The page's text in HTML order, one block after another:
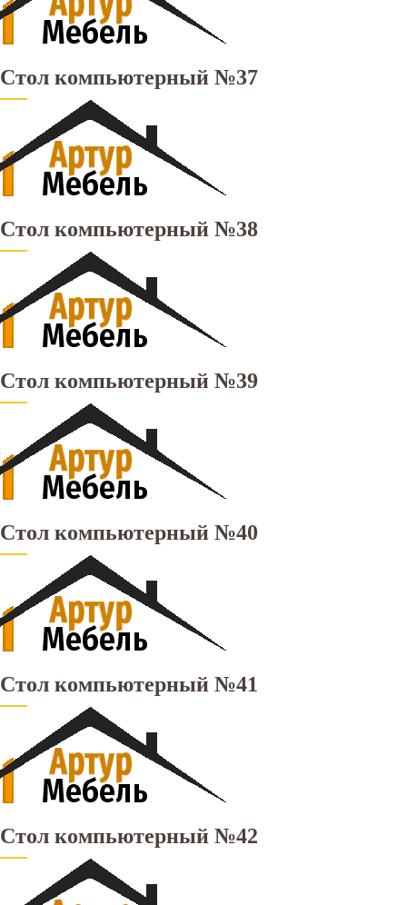
Стол компьютерный №37
Стол компьютерный №38
Стол компьютерный №39
Стол компьютерный №40
Стол компьютерный №41
Стол компьютерный №42